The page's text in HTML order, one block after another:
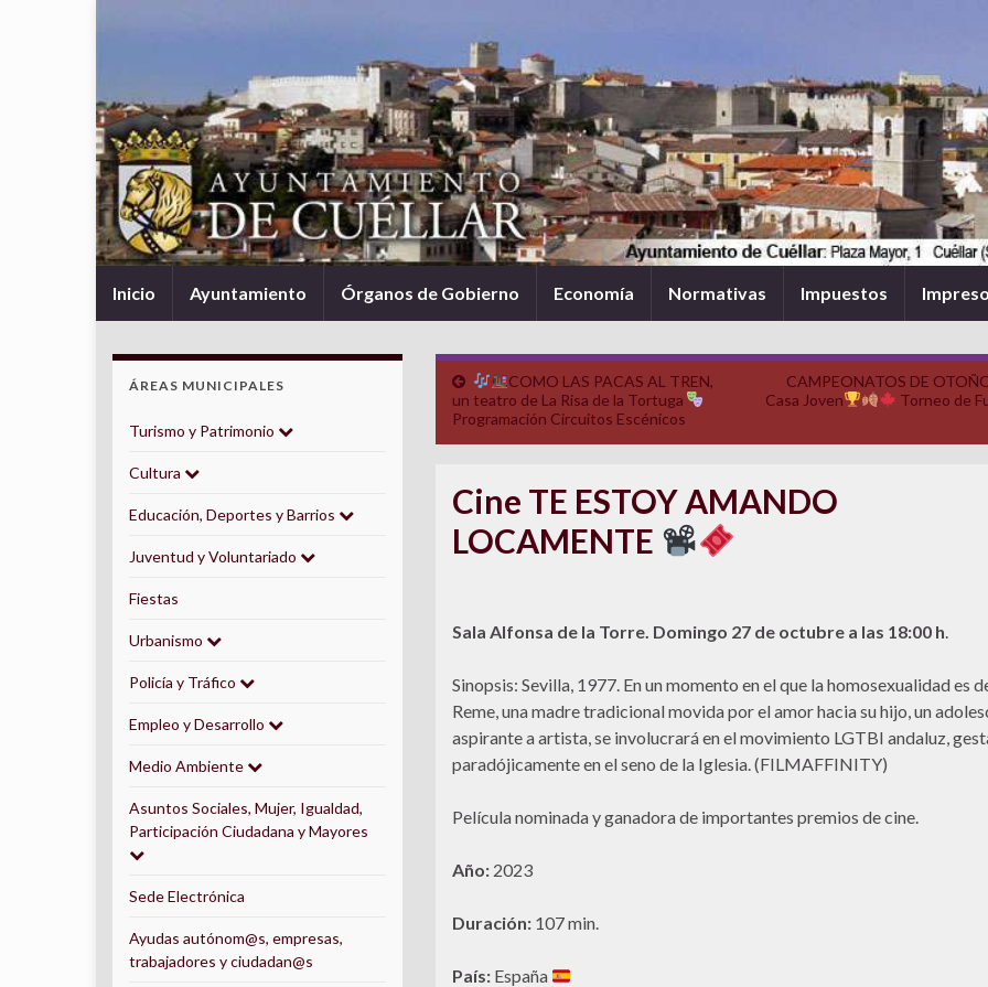
Inicio Ayuntamiento Órganos de Gobierno Economía Normativas Impuestos
COMO LAS PACAS AL TREN,
un teatro de La Risa de la Tortuga
Programación Circuitos Escénicos
CAMPEONATOS DE
Casa Joven
Torneo de
Cine TE ESTOY AMANDO
LOCAMENTE
Sala Alfonsa de la Torre. Domingo 27 de octubre a las 18:00 h.
Sinopsis: Sevilla, 1977. En un momento en el que la homosexualidad es
Reme, una madre tradicional movida por el amor hacia su hijo, un
aspirante a artista, se involucrará en el movimiento LGTBI andaluz,
paradójicamente en el seno de la Iglesia. (FILMAFFINITY)
Película nominada y ganadora de importantes premios de cine.
Año:2023
Duración:107 min.
País: España
ÁREAS MUNICIPALES
Turismo y Patrimonio
Cultura
Educación, Deportes y Barrios
Juventud y Voluntariado
Fiestas
Urbanismo
Policía y Tráfico
Empleo y Desarrollo
Medio Ambiente
Asuntos Sociales, Mujer, Igualdad,
Participación Ciudadana y Mayores
Sede Electrónica
Ayudas autónom@s, empresas,
trabajadores y ciudadan@s